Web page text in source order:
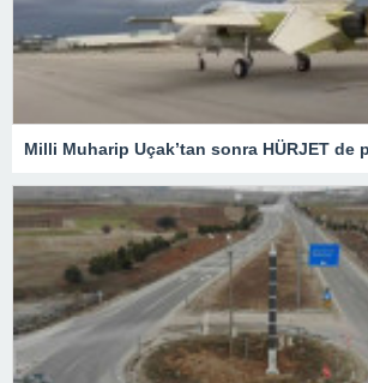
Milli Muharip Uçak’tan sonra HÜRJET de